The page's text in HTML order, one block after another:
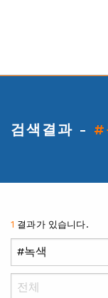
검색결과 - #
1 결과가 있습니다.